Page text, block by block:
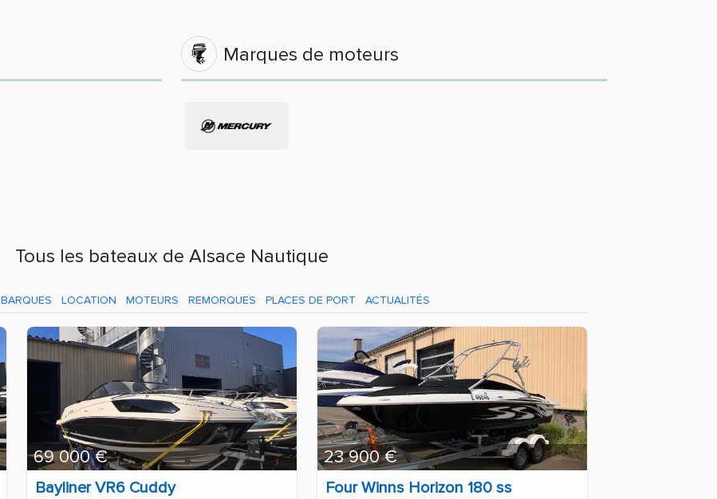
Marques de moteurs
Tous les bateaux de Alsace Nautique
BARQUES LOCATION MOTEURS REMORQUES PLACES DE PORT ACTUALITÉS
Bayliner VR6 Cuddy
69 000 €
Four Winns Horizon 180 ss
23 900 €